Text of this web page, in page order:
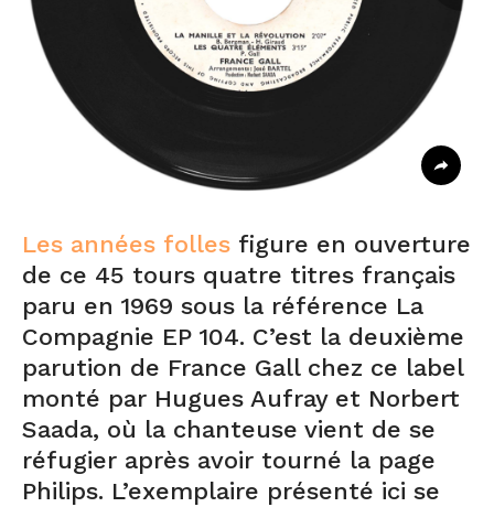
Les années folles figure en ouverture
de ce 45 tours quatre titres français
paru en 1969 sous la référence La
Compagnie EP 104. C’est la deuxième
parution de France Gall chez ce label
monté par Hugues Aufray et Norbert
Saada, où la chanteuse vient de se
réfugier après avoir tourné la page
Philips. L’exemplaire présenté ici se